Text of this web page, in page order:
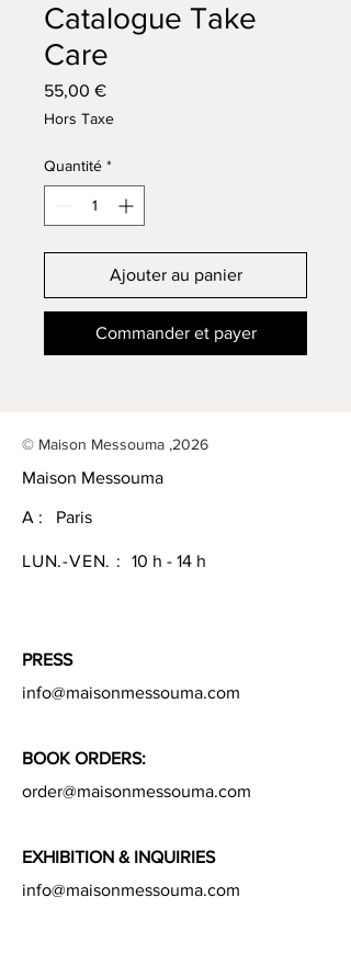
Catalogue Take
Care
55,00 €Prix
Hors Taxe
Quantité *
Ajouter au panier
Commander et payer
© Maison Messouma ,2026
Maison Messouma
A : Paris
LUN.-VEN. : 10 h - 14 h
PRESS
info@maisonmessouma.com
BOOK ORDERS:
order@maisonmessouma.com
EXHIBITION & INQUIRIES
info@maisonmessouma.com